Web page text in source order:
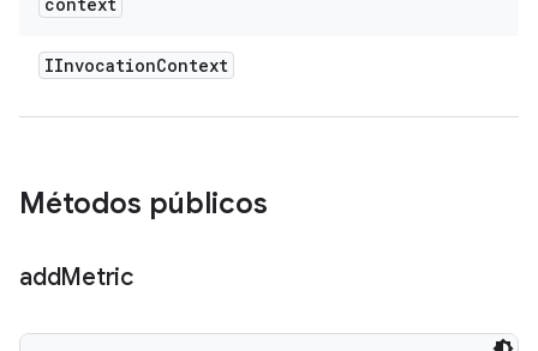
IInvocationContext
Métodos públicos
addMetric